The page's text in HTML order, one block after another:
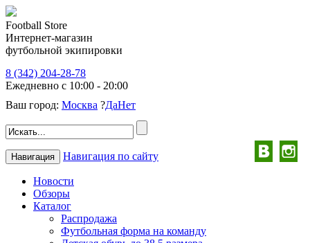
Football Store
Интернет-магазин
футбольной экипировки
8 (342) 204-28-78
Ежедневно с 10:00 - 20:00
Ваш город: Москва ?ДаНет
Навигация Навигация по сайту
Новости
Обзоры
Каталог
Распродажа
Футбольная форма на команду